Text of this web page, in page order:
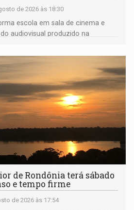
de 2026 às 18:30
escola em sala de cinema e
audiovisual produzido na
de Rondônia terá sábado
e tempo firme
de 2026 às 17:54